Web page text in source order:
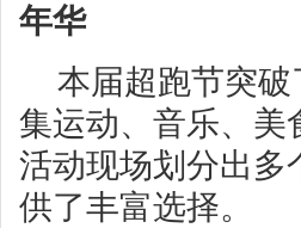
年华
本届超跑节突
集运动、音乐、美
活动现场划分出多
供了丰富选择。